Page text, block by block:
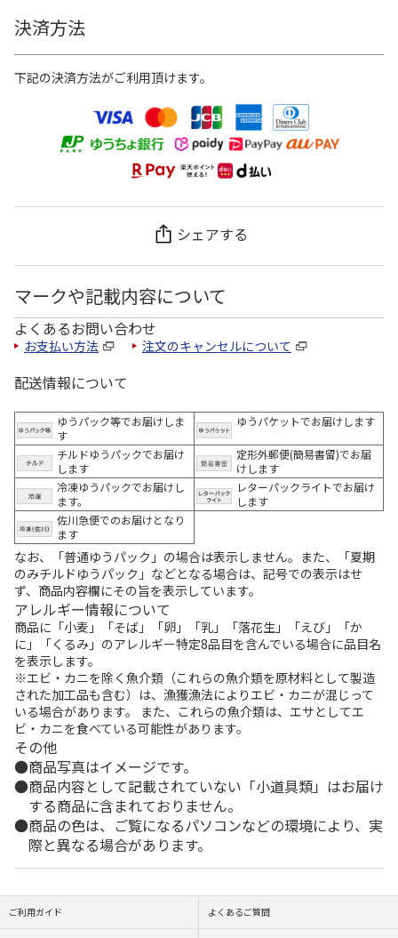
決済方法
下記の決済方法がご利用頂けます。
シェアする
マークや記載内容について
よくあるお問い合わせ
お支払い方法 注文のキャンセルについて
配送情報について
ゆうパック等でお届けしま
す
ゆうパケットでお届けします
チルドゆうパックでお届け
します
定形外郵便(簡易書留)でお届
けします
冷凍ゆうパックでお届けし
ます。
レターパックライトでお届け
します
佐川急便でのお届けとなり
ます
なお、「普通ゆうパック」の場合は表示しません。また、「夏期
のみチルドゆうパック」などとなる場合は、記号での表示はせ
ず、商品内容欄にその旨を表示しています。
アレルギー情報について
商品に「小麦」「そば」「卵」「乳」「落花生」「えび」「か
に」「くるみ」のアレルギー特定8品目を含んでいる場合に品目名
を表示します。
※エビ・カニを除く魚介類（これらの魚介類を原材料として製造
された加工品も含む）は、漁獲漁法によりエビ・カニが混じって
いる場合があります。 また、これらの魚介類は、エサとしてエ
ビ・カニを食べている可能性があります。
その他
商品写真はイメージです。
商品内容として記載されていない「小道具類」はお届け
する商品に含まれておりません。
商品の色は、ご覧になるパソコンなどの環境により、実
際と異なる場合があります。
ご利用ガイド よくあるご質問